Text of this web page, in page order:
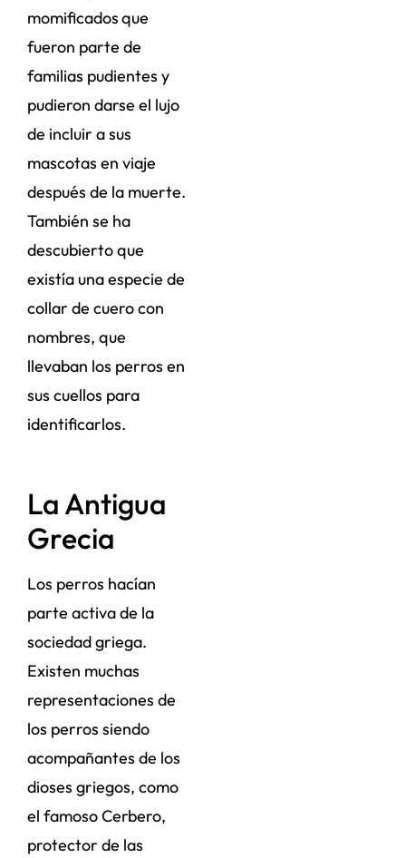
momificadosque
fueron parte de
familias pudientes y
pudieron darse el lujo
de incluir a sus
mascotas en viaje
después de la muerte.
También se ha
descubierto que
existía una especie de
collar de cuero con
nombres, que
llevaban los perros en
sus cuellos para
identificarlos.
La Antigua
Grecia
Los perros hacían
parte activa de la
sociedad griega.
Existen muchas
representaciones de
los perros siendo
acompañantes de los
dioses griegos, como
el famoso Cerbero,
protector de las